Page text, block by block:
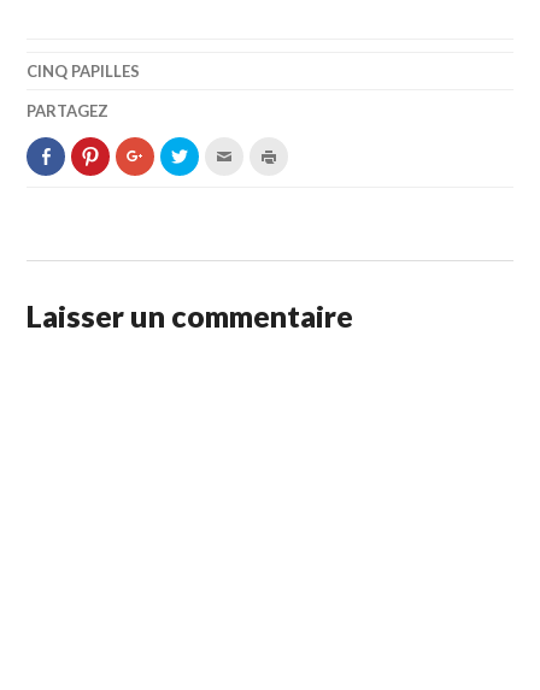
CINQ PAPILLES
PARTAGEZ
PARTAGER
SUR
FACEBOOK(OUVRE
CLIQUEZ
POUR
PARTAGER
CLIQUEZ
POUR
PARTAGER
PARTAGER
SUR
CLIQUEZ
POUR
NOUVELLE
FENÊTRE)
Laisser un commentaire